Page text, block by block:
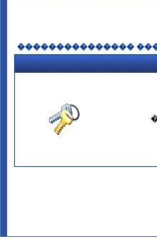
���������������